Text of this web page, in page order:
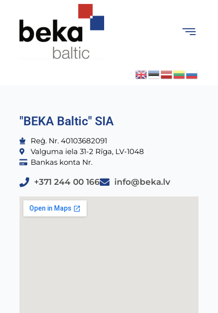
"BEKA Baltic" SIA
Reģ. Nr. 40103682091
Valguma iela 31-2 Rīga, LV-1048
Bankas konta Nr.
+371 244 00 166 info@beka.lv